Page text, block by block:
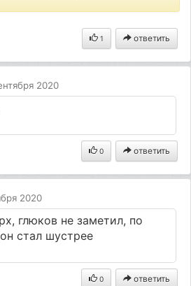
1 ответить
2020
0 ответить
2020
глюков не заметил, по
стал шустрее
0 ответить